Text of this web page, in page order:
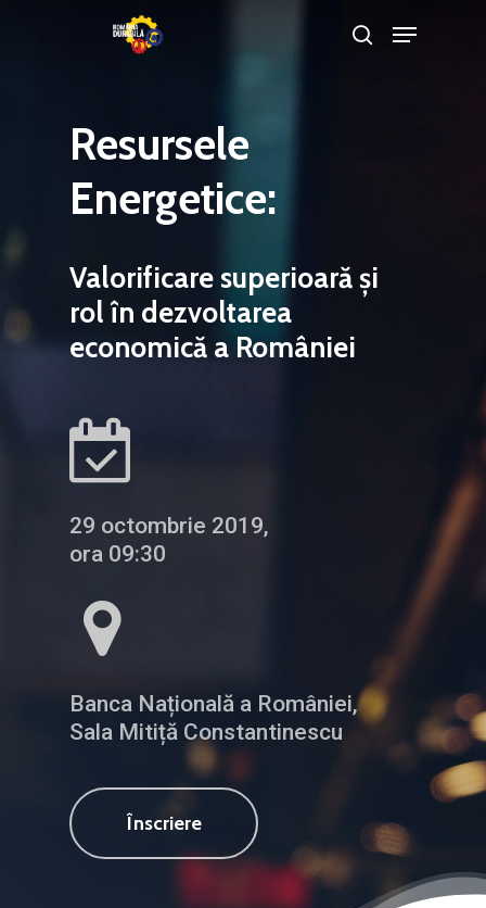
Hit enter to search or ESC to close
Resursele
Energetice:
Valorificare superioară și
rol în dezvoltarea
economică a României
29 octombrie 2019,
ora 09:30
Banca Națională a României,
Sala Mitiță Constantinescu
Înscriere